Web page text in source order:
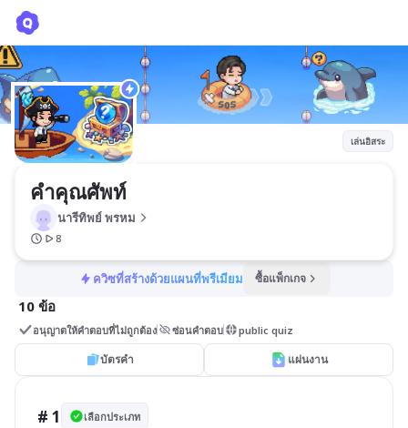
เล่นอิสระ
คำคุณศัพท์
นารีทิพย์ พรหม
8
ควิซที่สร้างด้วยแผนที่พรีเมียม ซื้อแพ็กเกจ
10 ข้อ
อนุญาตให้คำตอบที่ไม่ถูกต้อง ซ่อนคำตอบ public quiz
บัตรคำ แผ่นงาน
# 1 เลือกประเภท